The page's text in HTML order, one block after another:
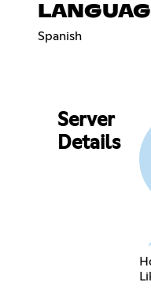
Spanish
Server
Details